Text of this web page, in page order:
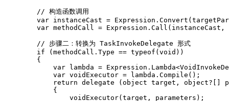
        // 构造函数调用
var instanceCast =
var methodCall = Expression.Call(instanceCast,
        // 步骤二：转换为 TaskInvokeDelegate 形式
        if (methodCall.Type == typeof(void))
        {
var lambda =
            var voidExecutor = lambda.Compile();
return delegate (object target, object?[]
            {
                voidExecutor(target, parameters);